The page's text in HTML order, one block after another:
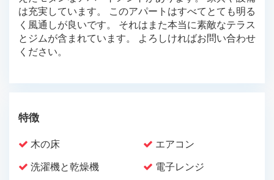
は充実しています。 このアパートはすべてとても明る
く風通しが良いです。 それはまた本当に素敵なテラス
とジムが含まれています。 よろしければお問い合わせ
ください。
特徴
木の床 エアコン
洗濯機と乾燥機 電子レンジ